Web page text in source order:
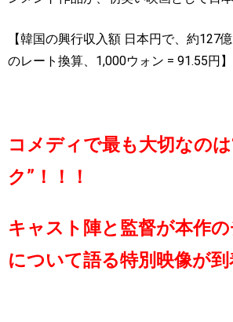
【韓国の興行収入額 日本円で、約127
のレート換算、 1,000ウォン = 91.55円】
コメディで最も大切なのは
ク” ！！！
キャスト陣と監督が本作
について語る特別映像が到